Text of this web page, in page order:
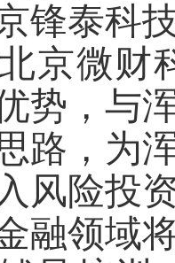
锋泰科
京微财
势，与
路，为
风险投
融领域